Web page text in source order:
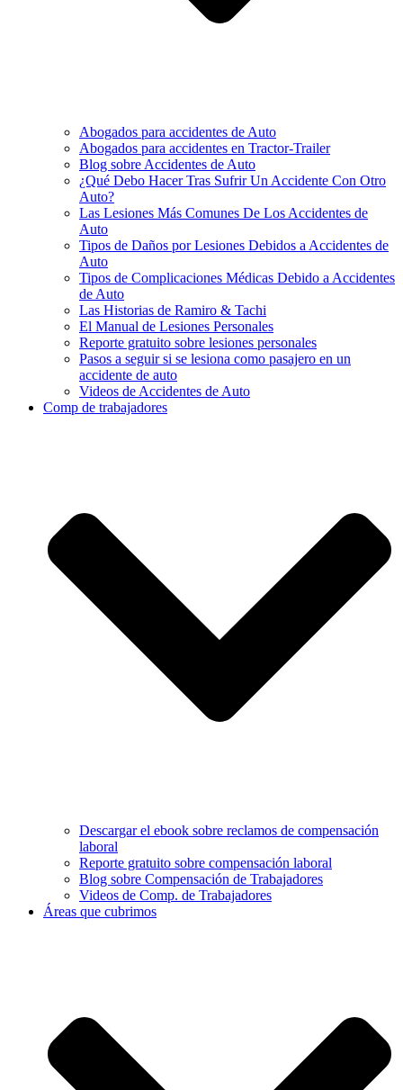
Abogados para accidentes de Auto
Abogados para accidentes en Tractor-Trailer
Blog sobre Accidentes de Auto
¿Qué Debo Hacer Tras Sufrir Un Accidente Con Otro
Auto?
Las Lesiones Más Comunes De Los Accidentes de
Auto
Tipos de Daños por Lesiones Debidos a Accidentes de
Auto
Tipos de Complicaciones Médicas Debido a Accidentes
de Auto
Las Historias de Ramiro & Tachi
El Manual de Lesiones Personales
Reporte gratuito sobre lesiones personales
Pasos a seguir si se lesiona como pasajero en un
accidente de auto
Videos de Accidentes de Auto
Comp de trabajadores
Descargar el ebook sobre reclamos de compensación
laboral
Reporte gratuito sobre compensación laboral
Blog sobre Compensación de Trabajadores
Videos de Comp. de Trabajadores
Áreas que cubrimos